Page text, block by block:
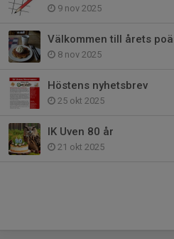
9 nov 2025
Välkommen till årets
8 nov 2025
Höstens nyhetsbrev
25 okt 2025
IK Uven 80 år
21 okt 2025